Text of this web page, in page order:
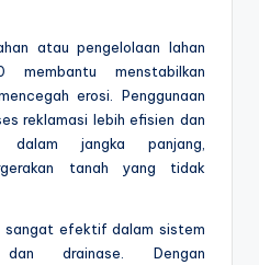
atau pengelolaan lahan
menstabilkan
erosi. Penggunaan
reklamasi lebih efisien dan
jangka panjang,
tanah yang tidak
efektif dalam sistem
drainase. Dengan